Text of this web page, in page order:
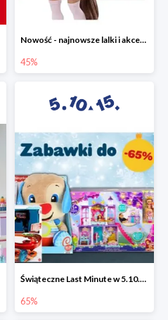
Nowość - najnowsze lalki i akcesoria L.O.L. w 5.10.15 do -45%
45%
Świąteczne Last Minute w 5.10.15 - zabawki do -65%
65%